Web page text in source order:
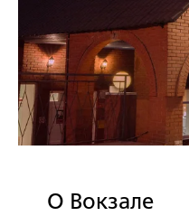
О Вокзале